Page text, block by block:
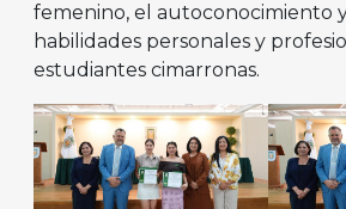
femenino, el autoconocimiento
habilidades personales y
estudiantes cimarronas.